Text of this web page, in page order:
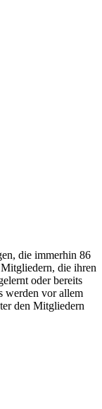
die immerhin 86
die ihren
oder bereits
werden vor allem
den Mitgliedern